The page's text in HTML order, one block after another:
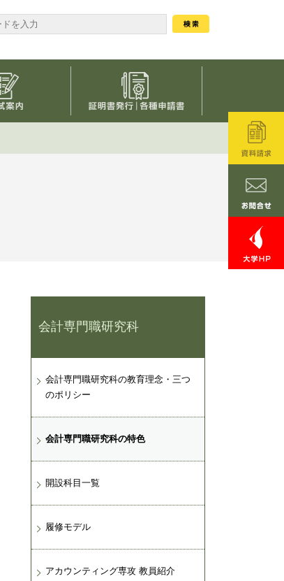
会計専門職研究科
会計専門職研究科の教育理念・三つ
のポリシー
会計専門職研究科の特色
開設科目一覧
履修モデル
アカウンティング専攻 教員紹介